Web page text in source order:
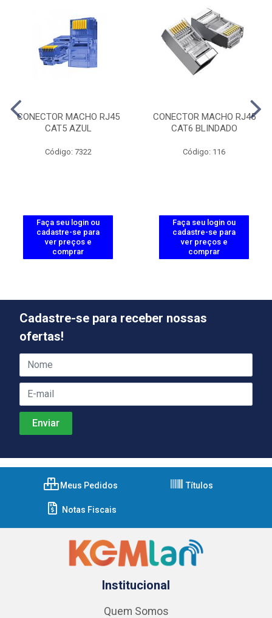
CONECTOR MACHO RJ45
CAT5 AZUL
Código: 7322
Faça seu login ou
cadastre-se para
ver preços e
comprar
CONECTOR MACHO RJ45
CAT6 BLINDADO
Código: 116
Faça seu login ou
cadastre-se para
ver preços e
comprar
Cadastre-se para receber nossas
ofertas!
Meus Pedidos Títulos
Notas Fiscais
Institucional
Quem Somos